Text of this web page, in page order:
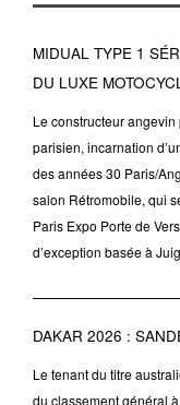
MIDUAL TYPE 1
DU LUXE
Le constructeur
parisien, incarnation
des années 30 Paris/
salon Rétromobile, qui
Paris Expo Porte de
d’exception basée à
DAKAR 2026 :
Le tenant du titre
du classement général